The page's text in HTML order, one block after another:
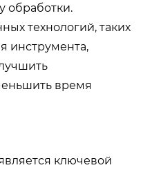
обработки.
технологий, таких
инструмента,
время
ключевой